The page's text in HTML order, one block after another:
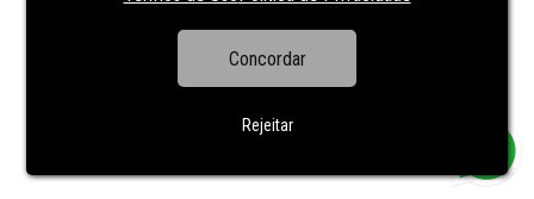
Concordar
Rejeitar